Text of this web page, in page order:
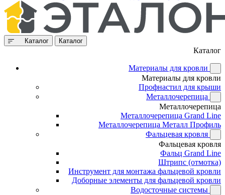
Каталог Каталог
Каталог
Материалы для кровли
Материалы для кровли
Профнастил для крыши
Металлочерепица
Металлочерепица
Металлочерепица Grand Line
Металлочерепица Металл Профиль
Фальцевая кровля
Фальцевая кровля
Фальц Grand Line
Штрипс (отмотка)
Инструмент для монтажа фальцевой кровли
Доборные элементы для фальцевой кровли
Водосточные системы